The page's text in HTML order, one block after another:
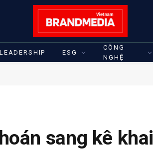
LEADERSHIP ESG
CÔNG
NGHỆ
sang kê khai